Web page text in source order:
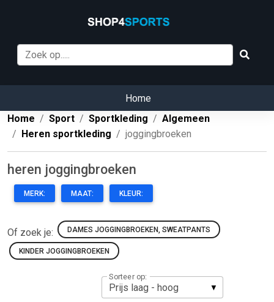
Home
Home
Sport Sportkleding
Algemeen
Heren sportkleding
joggingbroeken
heren joggingbroeken
MERK: MAAT: KLEUR:
Of zoek je: DAMES JOGGINGBROEKEN, SWEATPANTS
KINDER JOGGINGBROEKEN
Sorteer op: